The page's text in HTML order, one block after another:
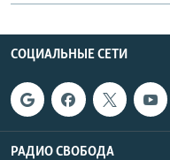
СОЦИАЛЬНЫЕ СЕТИ
РАДИО СВОБОДА